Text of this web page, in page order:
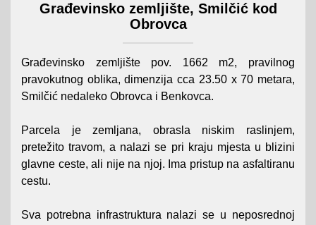
Građevinsko zemljište, Smilčić kod
Obrovca
Građevinsko zemljište pov. 1662 m2, pravilnog
pravokutnog oblika, dimenzija cca 23.50 x 70 metara,
Smilčić nedaleko Obrovca i Benkovca.
Parcela je zemljana, obrasla niskim raslinjem,
pretežito travom, a nalazi se pri kraju mjesta u blizini
glavne ceste, ali nije na njoj. Ima pristup na asfaltiranu
cestu.
Sva potrebna infrastruktura nalazi se u neposrednoj